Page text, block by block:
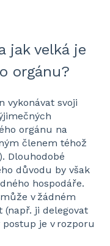
jak velká je
orgánu?
vykonávat svoji
orgánu na
členem téhož
Dlouhodobé
důvodu by však
hospodáře.
v žádném
(např. ji delegovat
je v rozporu